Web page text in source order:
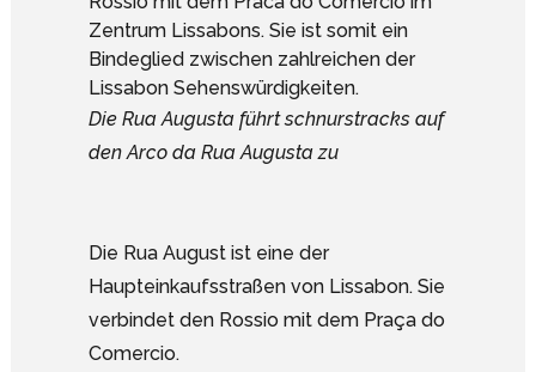
Die Rua Augusta führt schnurstracks auf
den Arco da Rua Augusta zu
Die Rua August ist eine der
Haupteinkaufsstraßen von Lissabon. Sie
verbindet den Rossio mit dem Praça do
Comercio.